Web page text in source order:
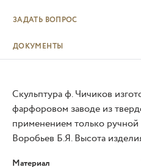
ЗАДАТЬ ВОПРОС
ДОКУМЕНТЫ
Скульптура ф. Чичиков
фарфоровом заводе из
применением только
Воробьев Б.Я. Высота
Материал